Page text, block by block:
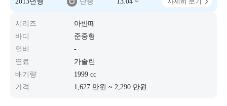
시리즈
아반떼
바디
준중형
연비
-
연료
가솔린
배기량
1999 cc
가격
1,627 만원 ~ 2,290 만원